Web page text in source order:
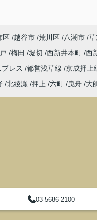
区 越谷市 荒川区 八潮市
梅田 堀切 西新井本町 西
レス 都営浅草線 京成押上
北綾瀬 押上 六町 曳舟 大
03-5686-2100